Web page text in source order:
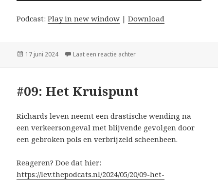
Podcast:Play in new window |Download
Geplaatst
17 juni 2024 Laat een reactie achterop #10: Ik zie ik zie wat jij niet
#09: Het Kruispunt
Richards leven neemt een drastische wending na
een verkeersongeval met blijvende gevolgen door
een gebroken pols en verbrijzeld scheenbeen.
Reageren? Doe dat hier:
https://lev.thepodcats.nl/2024/05/20/09-het-